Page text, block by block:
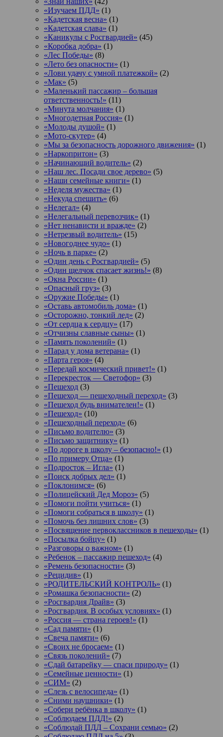
«Изучаем ПДД» (1)
«Кадетская весна» (1)
«Кадетская слава» (1)
«Каникулы с Росгвардией» (45)
«Коробка добра» (1)
«Лес Победы» (8)
«Лето без опасности» (1)
«Лови удачу с умной платежкой» (2)
«Мак» (5)
«Маленький пассажир – большая
ответственность!» (11)
«Минута молчания» (1)
«Многодетная Россия» (1)
«Молоды душой» (1)
«Мото-скутер» (4)
«Мы за безопасность дорожного движения» (1)
«Наркопритон» (3)
«Начинающий водитель» (2)
«Наш лес. Посади свое дерево» (5)
«Наши семейные книги» (1)
«Неделя мужества» (1)
«Некуда спешить» (6)
«Нелегал» (4)
«Нелегальный перевозчик» (1)
«Нет ненависти и вражде» (2)
«Нетрезвый водитель» (15)
«Новогоднее чудо» (1)
«Ночь в парке» (2)
«Один день с Росгвардией» (5)
«Один щелчок спасает жизнь!» (8)
«Окна России» (1)
«Опасный груз» (3)
«Оружие Победы» (1)
«Оставь автомобиль дома» (1)
«Осторожно, тонкий лед» (2)
«От сердца к сердцу» (17)
«Отчизны славные сыны» (1)
«Память поколений» (1)
«Парад у дома ветерана» (1)
«Парта героя» (4)
«Передай космический привет!» (1)
«Перекресток — Светофор» (3)
«Пешеход (3)
«Пешеход — пешеходный переход» (3)
«Пешеход будь внимателен!» (1)
«Пешеход» (10)
«Пешеходный переход» (6)
«Письмо водителю» (3)
«Письмо защитнику» (1)
«По дороге в школу – безопасно!» (1)
«По примеру Отца» (1)
«Подросток ‒ Игла» (1)
«Поиск добрых дел» (1)
«Поклонимся» (6)
«Полицейский Дед Мороз» (5)
«Помоги пойти учиться» (1)
«Помоги собраться в школу» (1)
«Помочь без лишних слов» (3)
«Посвящение первоклассников в пешеходы» (1)
«Посылка бойцу» (1)
«Разговоры о важном» (1)
«Ребенок – пассажир пешеход» (4)
«Ремень безопасности» (3)
«Рецидив» (1)
«РОДИТЕЛЬСКИЙ КОНТРОЛЬ» (1)
«Ромашка безопасности» (2)
«Росгвардия Драйв» (3)
«Росгвардия. В особых условиях» (1)
«Россия — страна героев!» (1)
«Сад памяти» (1)
«Свеча памяти» (6)
«Своих не бросаем» (1)
«Связь поколений» (7)
«Сдай батарейку — спаси природу» (1)
«Семейные ценности» (1)
«СИМ» (2)
«Слезь с велосипеда» (1)
«Сними наушники» (1)
«Собери ребёнка в школу» (1)
«Соблюдаем ПДД!» (2)
«Соблюдай ПДД – Сохрани семью» (2)